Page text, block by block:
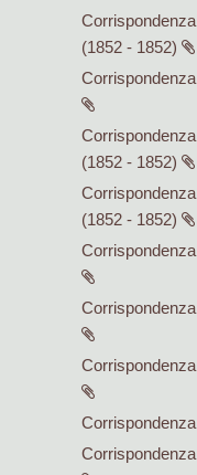
Corrispondenza
(1852 - 1852)
Corrispondenza
Corrispondenza
(1852 - 1852)
Corrispondenza
(1852 - 1852)
Corrispondenza
Corrispondenza
Corrispondenza
Corrispondenza
Corrispondenza